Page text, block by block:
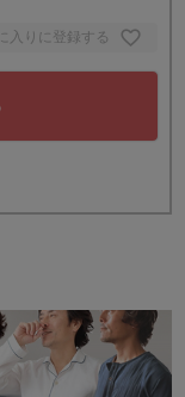
入りに登録する